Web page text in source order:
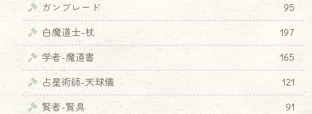
ガンブレード
95
白魔道士-杖
197
学者-魔道書
165
占星術師-天球儀
121
賢者-賢具
91